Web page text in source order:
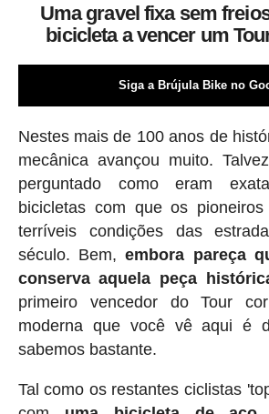
Uma gravel fixa sem
bicicleta a vencer um
Siga a Brújula Bike no
Nestes mais de 100 anos de
mecânica avançou muito.
perguntado como eram
bicicletas com que os
terríveis condições das
século. Bem,embora pareça
conserva aquela peça
primeiro vencedor do Tour
moderna que você vê aqui é
sabemos bastante.
Tal como os restantes ciclistas